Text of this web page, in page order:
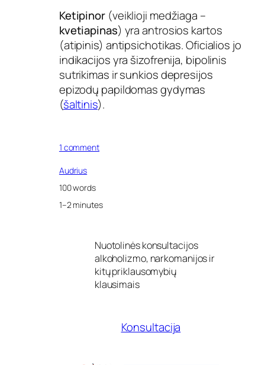
Ketipinor (veiklioji medžiaga –
kvetiapinas) yra antrosios kartos
(atipinis) antipsichotikas. Oficialios jo
indikacijos yra šizofrenija, bipolinis
sutrikimas ir sunkios depresijos
epizodų papildomas gydymas
(šaltinis).
1 commento
i
o
r
n
u
Audrius
100 words
1–2 minutes
Nuotolinės konsultacijos
alkoholizmo, narkomanijos ir
kitų priklausomybių
klausimais
Konsultacija